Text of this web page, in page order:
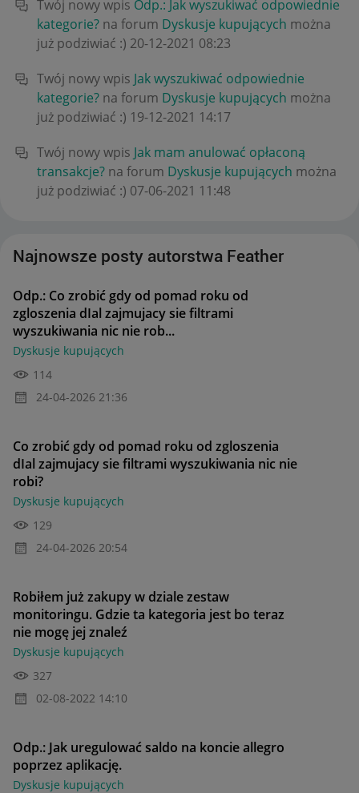
Twój nowy wpis Odp.: Jak wyszukiwać odpowiednie
kategorie? na forum Dyskusje kupujących można
już podziwiać :) ‎20-12-2021 08:23
Twój nowy wpis Jak wyszukiwać odpowiednie
kategorie? na forum Dyskusje kupujących można
już podziwiać :) ‎19-12-2021 14:17
Twój nowy wpis Jak mam anulować opłaconą
transakcje? na forum Dyskusje kupujących można
już podziwiać :) ‎07-06-2021 11:48
Najnowsze posty autorstwa Feather
Odp.: Co zrobić gdy od pomad roku od
zgloszenia dIal zajmujacy sie filtrami
wyszukiwania nic nie rob...
Dyskusje kupujących
114
‎24-04-2026 21:36
Co zrobić gdy od pomad roku od zgloszenia
dIal zajmujacy sie filtrami wyszukiwania nic nie
robi?
Dyskusje kupujących
129
‎24-04-2026 20:54
Robiłem już zakupy w dziale zestaw
monitoringu. Gdzie ta kategoria jest bo teraz
nie mogę jej znaleź
Dyskusje kupujących
327
‎02-08-2022 14:10
Odp.: Jak uregulować saldo na koncie allegro
poprzez aplikację.
Dyskusje kupujących